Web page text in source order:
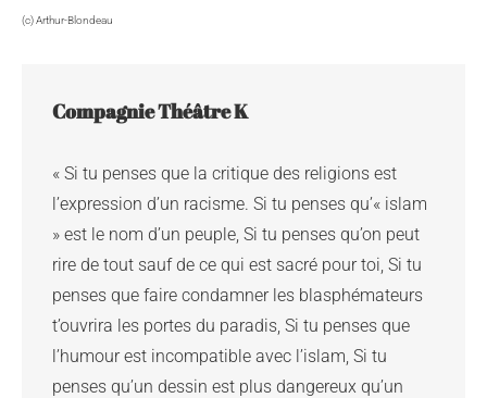
(c) Arthur-Blondeau
Compagnie Théâtre K
« Si tu penses que la critique des religions est
l’expression d’un racisme. Si tu penses qu’« islam
» est le nom d’un peuple, Si tu penses qu’on peut
rire de tout sauf de ce qui est sacré pour toi, Si tu
penses que faire condamner les blasphémateurs
t’ouvrira les portes du paradis, Si tu penses que
l’humour est incompatible avec l’islam, Si tu
penses qu’un dessin est plus dangereux qu’un